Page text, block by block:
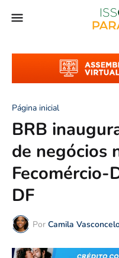
Página inicial
BRB
de negócios
Fecomércio-
DF
Por Camila